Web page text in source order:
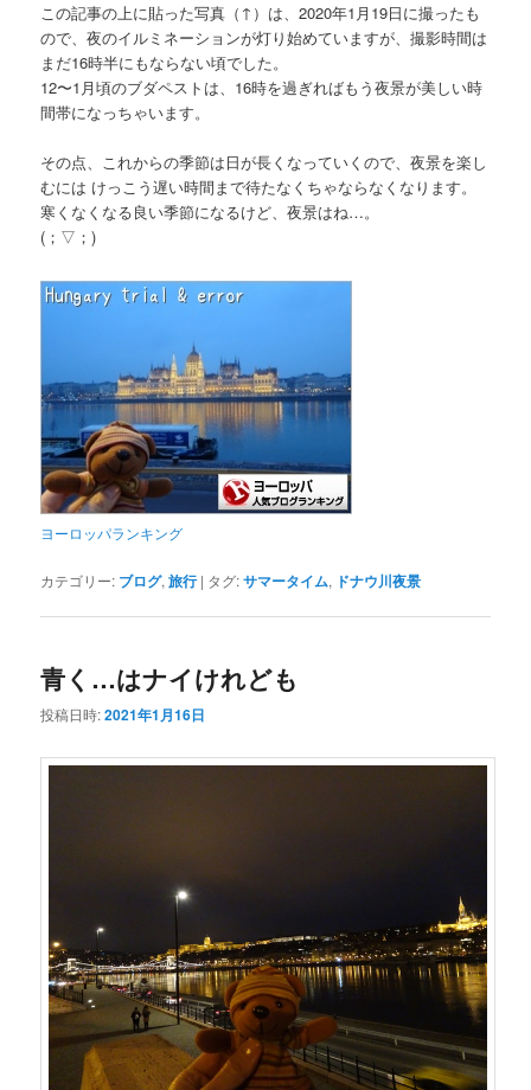
この記事の上に貼った写真（↑）は、2020年1月19日に撮ったも
ので、夜のイルミネーションが灯り始めていますが、撮影時間は
まだ16時半にもならない頃でした。
12〜1月頃のブダペストは、16時を過ぎればもう夜景が美しい時
間帯になっちゃいます。
その点、これからの季節は日が長くなっていくので、夜景を楽し
むには けっこう遅い時間まで待たなくちゃならなくなります。
寒くなくなる良い季節になるけど、夜景はね…。
(；▽；)
ヨーロッパランキング
カテゴリー: ブログ,旅行 | タグ:サマータイム, ドナウ川夜景
青く…はナイけれども
投稿日時:2021年1月16日